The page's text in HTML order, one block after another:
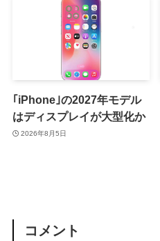
｢iPhone｣の2027年モデル
はディスプレイが大型化か
2026年8月5日
コメント